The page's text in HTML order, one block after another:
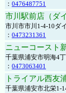
： 0476487751
市川駅前店（ダ
市川市市川1-4-10ダ
： 0473231361
ニューコースト
千葉県浦安市明海4
： 0473063401
トライアル西友
千葉県浦安市北栄1-